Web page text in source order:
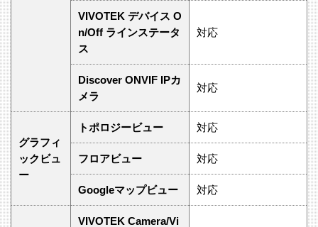
VIVOTEK デバイス O
n/Off ラインステータ
ス
対応
Discover ONVIF IPカ
メラ
対応
グラフィ
ックビュ
ー
トポロジービュー 対応
フロアビュー 対応
Googleマップビュー 対応
VIVOTEK Camera/Vi